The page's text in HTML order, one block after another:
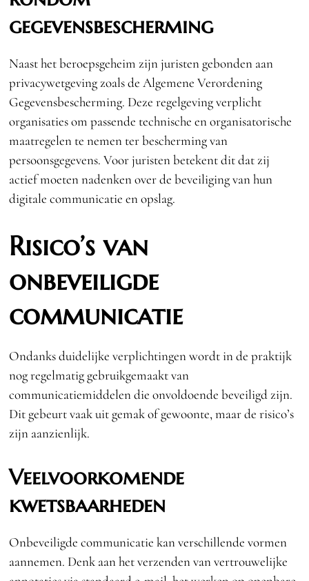
gegevensbescherming
Naast het beroepsgeheim zijn juristen gebonden aan
privacywetgeving zoals de Algemene Verordening
Gegevensbescherming. Deze regelgeving verplicht
organisaties om passende technische en organisatorische
maatregelen te nemen ter bescherming van
persoonsgegevens. Voor juristen betekent dit dat zij
actief moeten nadenken over de beveiliging van hun
digitale communicatie en opslag.
Risico’s van
onbeveiligde
communicatie
Ondanks duidelijke verplichtingen wordt in de praktijk
nog regelmatig gebruikgemaakt van
communicatiemiddelen die onvoldoende beveiligd zijn.
Dit gebeurt vaak uit gemak of gewoonte, maar de risico’s
zijn aanzienlijk.
Veelvoorkomende
kwetsbaarheden
Onbeveiligde communicatie kan verschillende vormen
aannemen. Denk aan het verzenden van vertrouwelijke